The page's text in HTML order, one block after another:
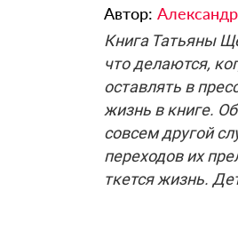
Автор:
Книга Татьяны
что делаются,
оставлять в
жизнь в книге.
совсем другой
переходов их
ткется жизнь.